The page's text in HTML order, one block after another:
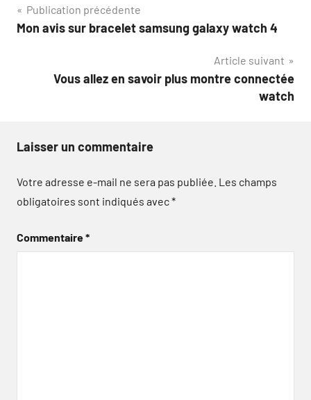
Navigation
de
Publication précédente
Mon avis sur bracelet samsung galaxy watch 4
Article suivant
Vous allez en savoir plus montre connectée
watch
Laisser un commentaire
Votre adresse e-mail ne sera pas publiée. Les champs
obligatoires sont indiqués avec*
Commentaire*